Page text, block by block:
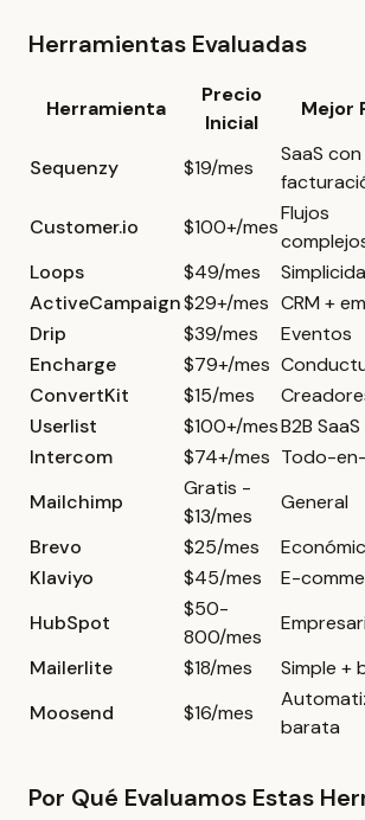
Herramientas Evaluadas
Herramienta
Precio
Inicial
Mejor
Sequenzy $19/mes
SaaS con
Customer.io $100+/mes
Flujos
Loops
$49/mes
ActiveCampaign$29+/mes CRM +
Drip
$39/mes Eventos
Encharge
$79+/mes
ConvertKit
$15/mes
Userlist
$100+/mesB2B SaaS
Intercom
$74+/mes Todo-
Mailchimp
Gratis -
$13/mes
General
Brevo
$25/mes
Klaviyo
$45/mes E-
HubSpot
$50-
800/mes
Mailerlite
$18/mes Simple +
Moosend
$16/mes
barata
Por Qué Evaluamos Estas